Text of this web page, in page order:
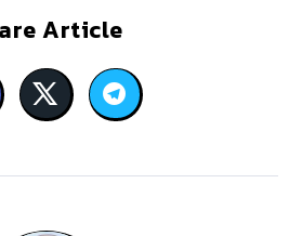
Article